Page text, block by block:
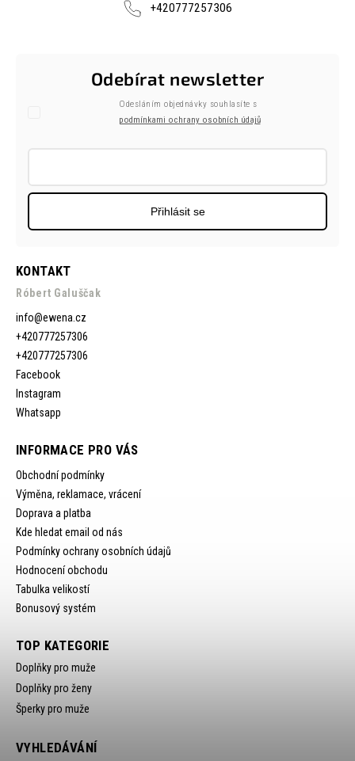
+420777257306
KONTAKT
Róbert Galuščak
info@ewena.cz
+420777257306
+420777257306
Facebook
Instagram
Whatsapp
INFORMACE PRO VÁS
Obchodní podmínky
Výměna, reklamace, vrácení
Doprava a platba
Kde hledat email od nás
Podmínky ochrany osobních údajů
Hodnocení obchodu
Tabulka velikostí
Bonusový systém
Odebírat newsletter
Odesláním objednávky souhlasíte s
podmínkami ochrany osobních údajů
Přihlásit se
TOP KATEGORIE
Doplňky pro muže
Doplňky pro ženy
Šperky pro muže
VYHLEDÁVÁNÍ